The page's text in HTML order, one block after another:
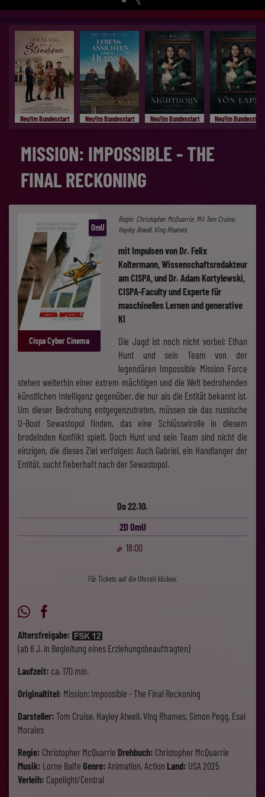
Neu!Im Bundesstart Neu!Im Bundesstart Neu!Im Bundesstart Neu!Im Bundesstart
MISSION: IMPOSSIBLE - THE
FINAL RECKONING
OmU
Cispa Cyber Cinema
Regie: Christopher McQuarrie. Mit Tom Cruise,
Hayley Atwell, Ving Rhames
mit Impulsen von Dr. Felix
Koltermann, Wissenschaftsredakteur
am CISPA, und Dr. Adam Kortylewski,
CISPA-Faculty und Experte für
maschinelles Lernen und generative
KI
Die Jagd ist noch nicht vorbei: Ethan
Hunt und sein Team von der
legendären Impossible Mission Force
stehen weiterhin einer extrem mächtigen und die Welt bedrohenden
künstlichen Intelligenz gegenüber, die nur als die Entität bekannt ist.
Um dieser Bedrohung entgegenzutreten, müssen sie das russische
U-Boot Sewastopol finden, das eine Schlüsselrolle in diesem
brodelnden Konflikt spielt. Doch Hunt und sein Team sind nicht die
einzigen, die dieses Ziel verfolgen: Auch Gabriel, ein Handlanger der
Entität, sucht fieberhaft nach der Sewastopol.
Do 22.10.
18:00
2D OmU
Für Tickets auf die Uhrzeit klicken.
Altersfreigabe:
(ab 6 J. in Begleitung eines Erziehungsbeauftragten)
Laufzeit: ca. 170 min.
Originaltitel: Mission: Impossible - The Final Reckoning
Darsteller: Tom Cruise, Hayley Atwell, Ving Rhames, Simon Pegg, Esai
Morales
Regie: Christopher McQuarrie Drehbuch: Christopher McQuarrie
Musik: Lorne Balfe Genre: Animation, Action Land: USA 2025
Verleih: Capelight/Central